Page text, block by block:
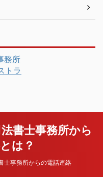
務所
トラ
書士事務所から
は？
士事務所からの電話連絡